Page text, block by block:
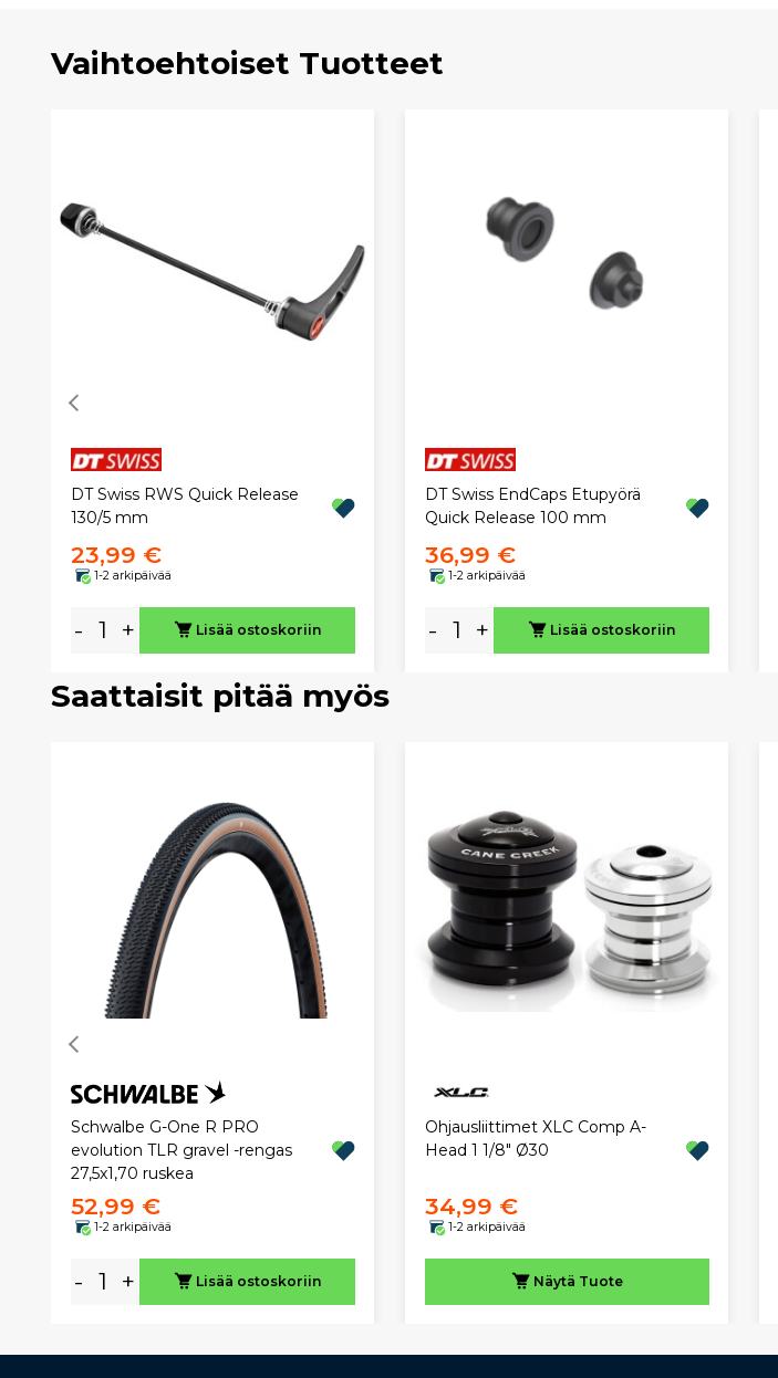
Vaihtoehtoiset Tuotteet
DT Swiss RWS Quick Release
130/5 mm
23,99 €
1-2 arkipäivää
- + Lisää ostoskoriin
DT Swiss EndCaps Etupyörä
Quick Release 100 mm
36,99 €
1-2 arkipäivää
- + Lisää ostoskoriin
Saattaisit pitää myös
Schwalbe G-One R PRO
evolution TLR gravel -rengas
27,5x1,70 ruskea
52,99 €
1-2 arkipäivää
- + Lisää ostoskoriin
Ohjausliittimet XLC Comp A-
Head 1 1/8" Ø30
34,99 €
1-2 arkipäivää
Näytä Tuote